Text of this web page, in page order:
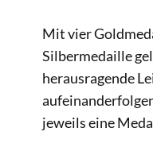
Mit vier
Silbermedaille
herausragende
jeweils eine